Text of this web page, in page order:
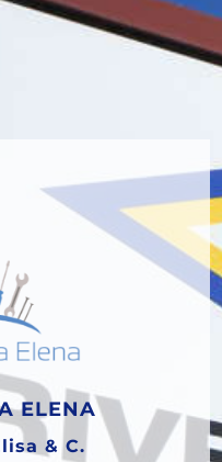
ELENA
& C.